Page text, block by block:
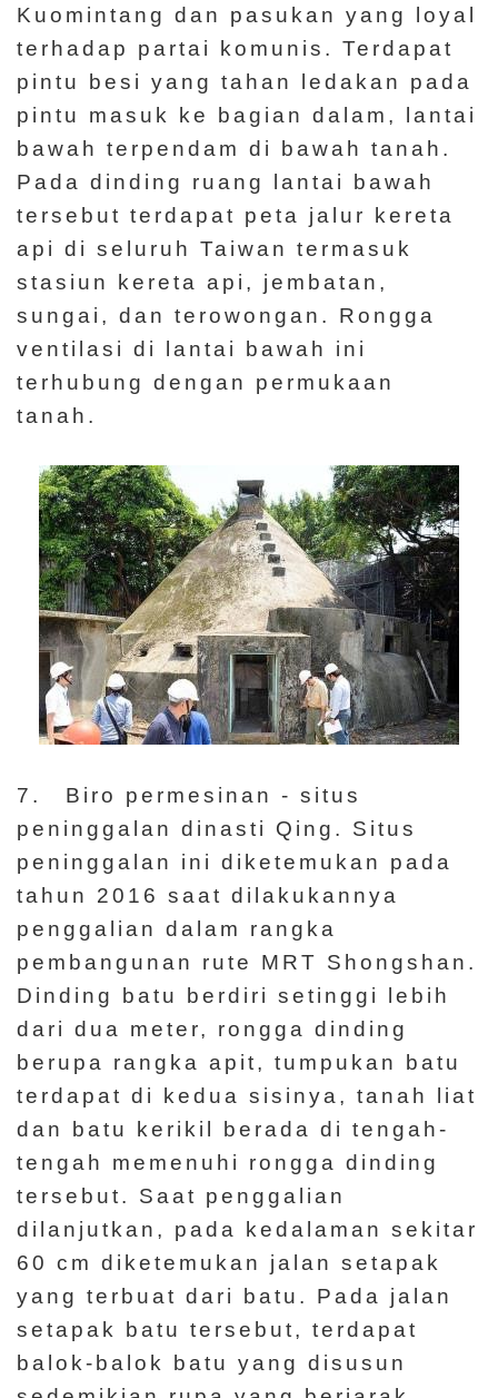
Kuomintang dan pasukan yang loyal
terhadap partai komunis. Terdapat
pintu besi yang tahan ledakan pada
pintu masuk ke bagian dalam, lantai
bawah terpendam di bawah tanah.
Pada dinding ruang lantai bawah
tersebut terdapat peta jalur kereta
api di seluruh Taiwan termasuk
stasiun kereta api, jembatan,
sungai, dan terowongan. Rongga
ventilasi di lantai bawah ini
terhubung dengan permukaan
tanah.
7. Biro permesinan - situs
peninggalan dinasti Qing. Situs
peninggalan ini diketemukan pada
tahun 2016 saat dilakukannya
penggalian dalam rangka
pembangunan rute MRT Shongshan.
Dinding batu berdiri setinggi lebih
dari dua meter, rongga dinding
berupa rangka apit, tumpukan batu
terdapat di kedua sisinya, tanah liat
dan batu kerikil berada di tengah-
tengah memenuhi rongga dinding
tersebut. Saat penggalian
dilanjutkan, pada kedalaman sekitar
60 cm diketemukan jalan setapak
yang terbuat dari batu. Pada jalan
setapak batu tersebut, terdapat
balok-balok batu yang disusun